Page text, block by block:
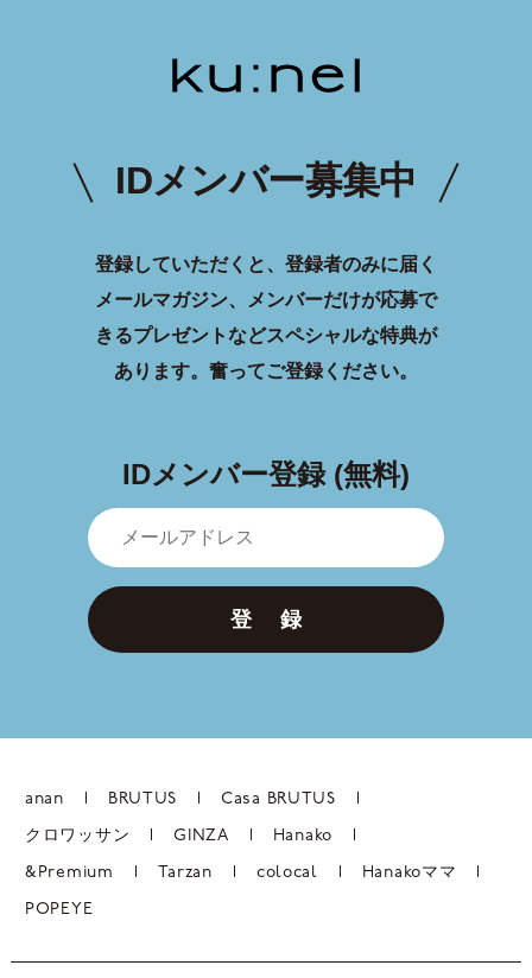
IDメンバー募集中
登録していただくと、登録者のみに届く
メールマガジン、メンバーだけが応募で
きるプレゼントなどスペシャルな特典が
あります。 奮ってご登録ください。
IDメンバー登録 (無料)
登 録
anan BRUTUS Casa BRUTUS
クロワッサン GINZA Hanako
&Premium Tarzan colocal Hanakoママ
POPEYE